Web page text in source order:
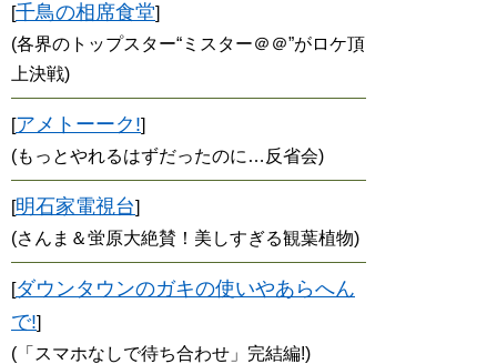
[千鳥の相席食堂]
(各界のトップスター“ミスター＠＠”がロケ頂
上決戦)
[アメトーーク!]
(もっとやれるはずだったのに…反省会)
[明石家電視台]
(さんま＆蛍原大絶賛！美しすぎる観葉植物)
[ダウンタウンのガキの使いやあらへん
で!]
(「スマホなしで待ち合わせ」完結編!)